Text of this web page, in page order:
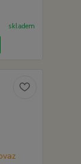
skladem